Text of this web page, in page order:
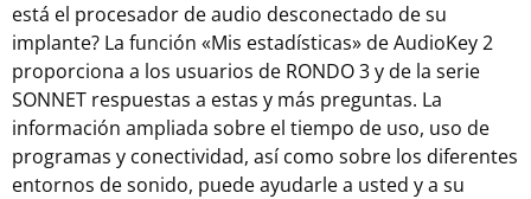
está el procesador de audio desconectado de su
implante? La función «Mis estadísticas» de AudioKey 2
proporciona a los usuarios de RONDO 3 y de la serie
SONNET respuestas a estas y más preguntas. La
información ampliada sobre el tiempo de uso, uso de
programas y conectividad, así como sobre los diferentes
entornos de sonido, puede ayudarle a usted y a su